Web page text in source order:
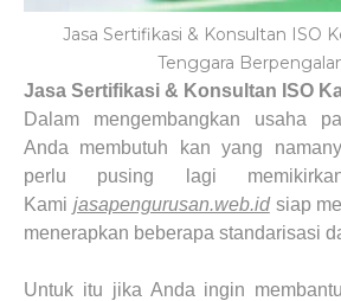
Jasa Sertifikasi & Konsultan ISO
Tenggara
Jasa Sertifikasi & Konsultan ISO
Dalam mengembangkan usaha
Anda membutuh kan yang
perlu pusing lagi
Kami jasapengurusan.web.idsiap
menerapkan beberapa standarisasi
Untuk itu jika Anda ingin